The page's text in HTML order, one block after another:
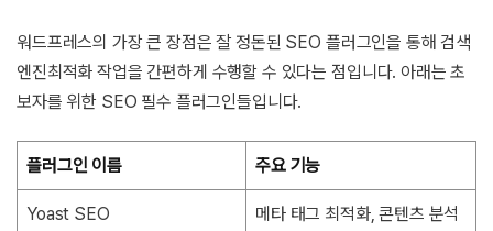
워드프레스의 가장 큰 장점은 잘 정돈된 SEO 플러그인을 통해 검색
엔진최적화 작업을 간편하게 수행할 수 있다는 점입니다. 아래는 초
보자를 위한 SEO 필수 플러그인들입니다.
플러그인 이름 주요 기능
Yoast SEO 메타 태그 최적화, 콘텐츠 분석